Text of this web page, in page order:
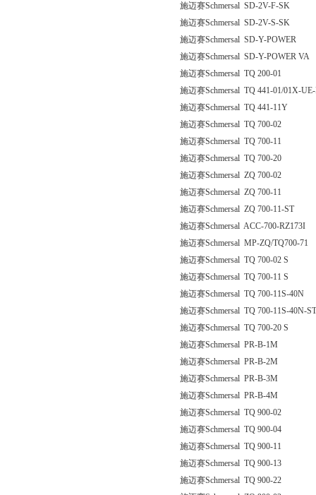
施迈赛Schmersal SD-2V-F-SK
施迈赛Schmersal SD-2V-S-SK
施迈赛Schmersal SD-Y-POWER
施迈赛Schmersal SD-Y-POWER VA
施迈赛Schmersal TQ 200-01
施迈赛Schmersal TQ 441-01/01X-
施迈赛Schmersal TQ 441-11Y
施迈赛Schmersal TQ 700-02
施迈赛Schmersal TQ 700-11
施迈赛Schmersal TQ 700-20
施迈赛Schmersal ZQ 700-02
施迈赛Schmersal ZQ 700-11
施迈赛Schmersal ZQ 700-11-ST
施迈赛Schmersal ACC-700-RZ173I
施迈赛Schmersal MP-ZQ/TQ700-71
施迈赛Schmersal TQ 700-02 S
施迈赛Schmersal TQ 700-11 S
施迈赛Schmersal TQ 700-11S-40N
施迈赛Schmersal TQ 700-11S-40N-ST
施迈赛Schmersal TQ 700-20 S
施迈赛Schmersal PR-B-1M
施迈赛Schmersal PR-B-2M
施迈赛Schmersal PR-B-3M
施迈赛Schmersal PR-B-4M
施迈赛Schmersal TQ 900-02
施迈赛Schmersal TQ 900-04
施迈赛Schmersal TQ 900-11
施迈赛Schmersal TQ 900-13
施迈赛Schmersal TQ 900-22